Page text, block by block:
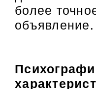
более
объявление.